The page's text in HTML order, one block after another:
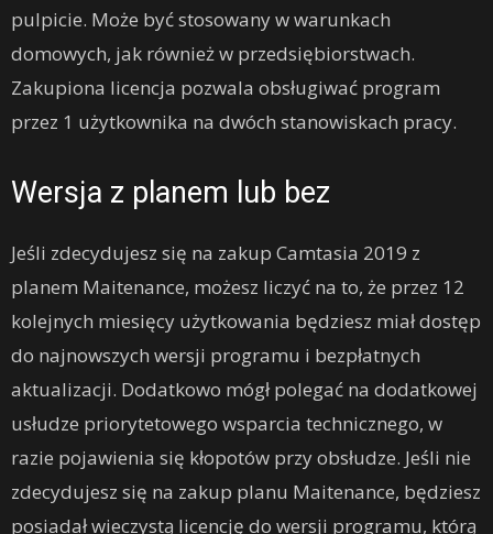
pulpicie. Może być stosowany w warunkach
domowych, jak również w przedsiębiorstwach.
Zakupiona licencja pozwala obsługiwać program
przez 1 użytkownika na dwóch stanowiskach pracy.
Wersja z planem lub bez
Jeśli zdecydujesz się na zakup Camtasia 2019 z
planem Maitenance, możesz liczyć na to, że przez 12
kolejnych miesięcy użytkowania będziesz miał dostęp
do najnowszych wersji programu i bezpłatnych
aktualizacji. Dodatkowo mógł polegać na dodatkowej
usłudze priorytetowego wsparcia technicznego, w
razie pojawienia się kłopotów przy obsłudze. Jeśli nie
zdecydujesz się na zakup planu Maitenance, będziesz
posiadał wieczystą licencję do wersji programu, którą